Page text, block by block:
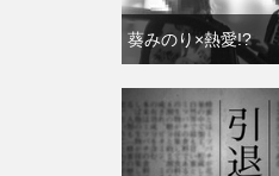
葵みのり×熱愛!?